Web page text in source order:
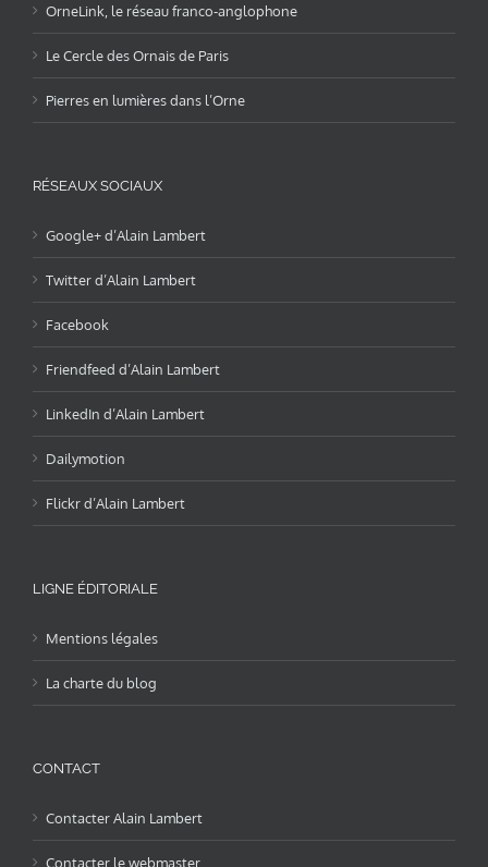
OrneLink, le réseau franco-anglophone
Le Cercle des Ornais de Paris
Pierres en lumières dans l’Orne
RÉSEAUX SOCIAUX
Google+ d’Alain Lambert
Twitter d’Alain Lambert
Facebook
Friendfeed d’Alain Lambert
LinkedIn d’Alain Lambert
Dailymotion
Flickr d’Alain Lambert
LIGNE ÉDITORIALE
Mentions légales
La charte du blog
CONTACT
Contacter Alain Lambert
Contacter le webmaster